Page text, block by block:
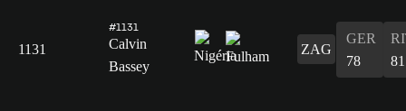
1131
#1131
Calvin
Bassey
ZAG
GER
78
81